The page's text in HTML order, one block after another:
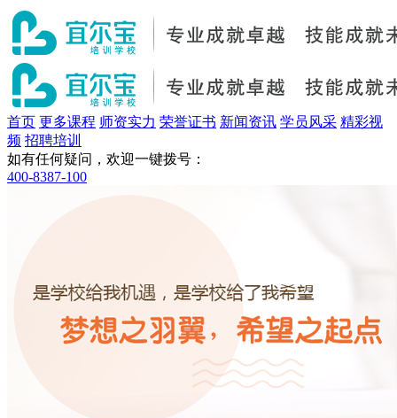
首页 更多课程 师资实力 荣誉证书 新闻资讯 学员风采 精彩视
频 招聘培训
如有任何疑问，欢迎一键拨号：
400-8387-100